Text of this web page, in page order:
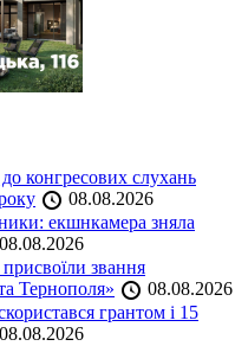
конгресових слухань
08.08.2026
екшнкамера зняла
08.08.2026
звання
Тернополя»
08.08.2026
грантом і 15
08.08.2026